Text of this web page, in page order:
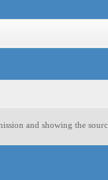
and showing the